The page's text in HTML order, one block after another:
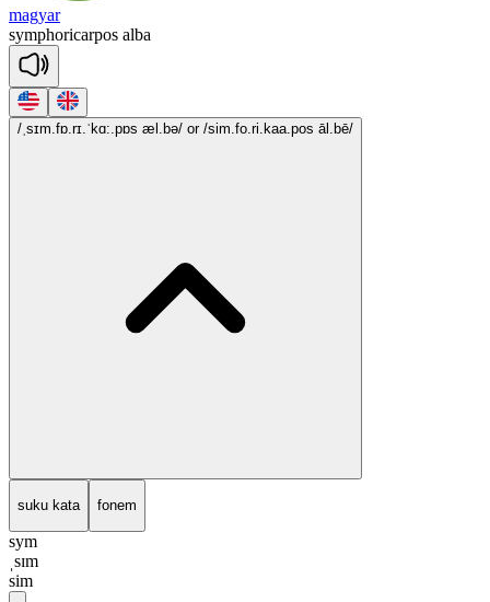
magyar
symphoricarpos alba
/ˌsɪm.fɒ.rɪ.ˈkɑ:.pɒs æl.bə/ or /sim.fo.ri.kaa.pos āl.bē/
suku kata fonem
sym
ˌsɪm
sim